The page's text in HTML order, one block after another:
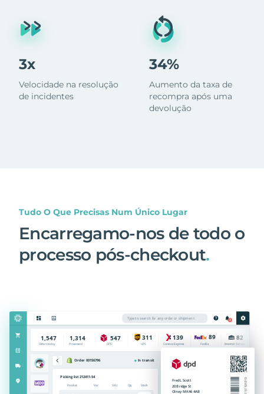
3x
Velocidade na resolução
de incidentes
34%
Aumento da taxa de
recompra após uma
devolução
Tudo O Que Precisas Num Único Lugar
Encarregamo-nos de todo o
processo pós-checkout.